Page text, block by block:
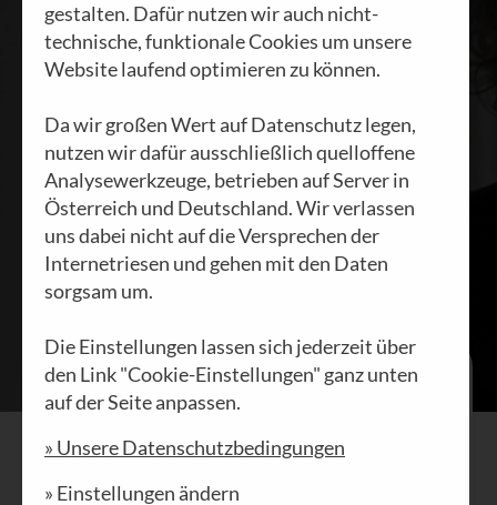
HEINI STAUDINGER|
30.01.2024
Ich kann mir nicht helfen, – für mich ist
es herzzerreissend, wenn ich erfahre,
mindestens aber jeden zweiten Tag, an
Selbstmord denke. Bei Burschen ist es
gestalten. Dafür nutzen wir auch nicht-
technische, funktionale Cookies um unsere
Website laufend optimieren zu können.
Da wir großen Wert auf Datenschutz legen,
nutzen wir dafür ausschließlich quelloffene
Analysewerkzeuge, betrieben auf Server in
Österreich und Deutschland. Wir verlassen
uns dabei nicht auf die Versprechen der
Internetriesen und gehen mit den Daten
sorgsam um.
Die Einstellungen lassen sich jederzeit über
den Link "Cookie-Einstellungen" ganz unten
auf der Seite anpassen.
» Unsere Datenschutzbedingungen
» Einstellungen ändern